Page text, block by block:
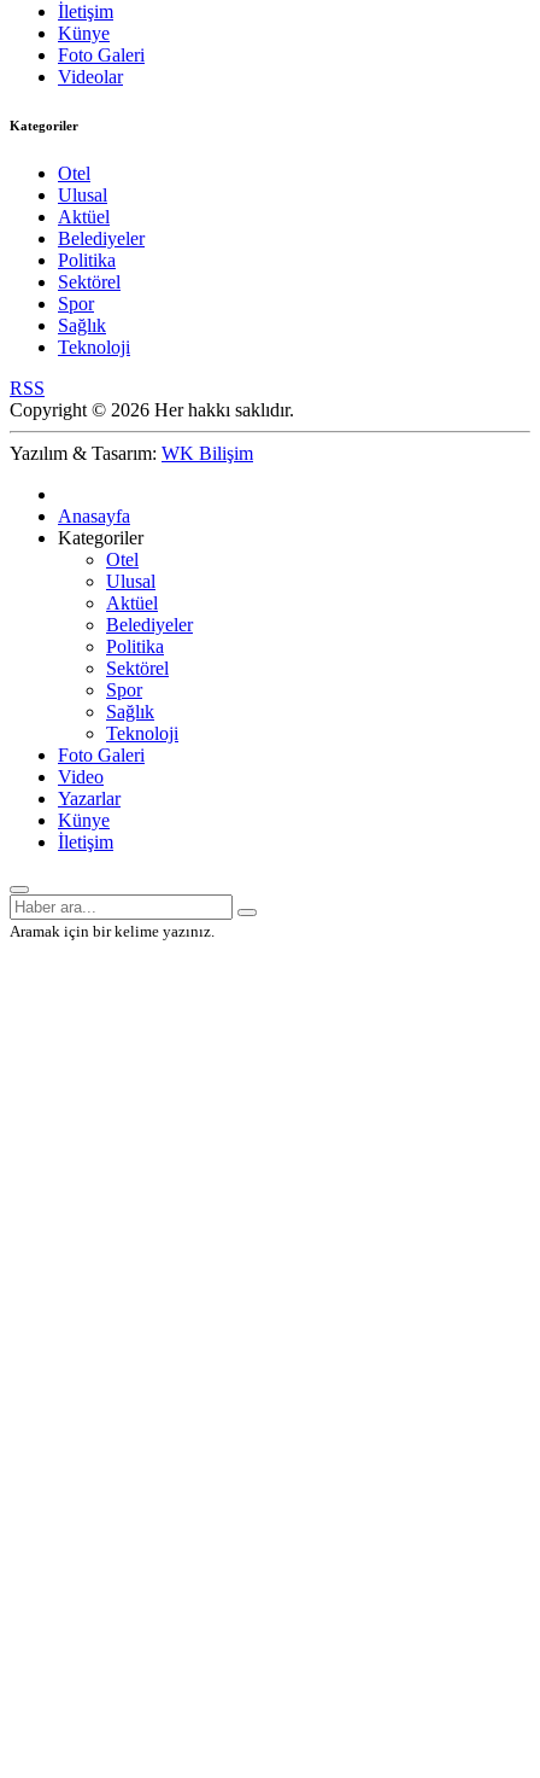
İletişim
Künye
Foto Galeri
Videolar
Kategoriler
Otel
Ulusal
Aktüel
Belediyeler
Politika
Sektörel
Spor
Sağlık
Teknoloji
RSS
Copyright © 2026 Her hakkı saklıdır.
Yazılım & Tasarım: WK Bilişim
Anasayfa
Kategoriler
Otel
Ulusal
Aktüel
Belediyeler
Politika
Sektörel
Spor
Sağlık
Teknoloji
Foto Galeri
Video
Yazarlar
Künye
İletişim
Aramak için bir kelime yazınız.